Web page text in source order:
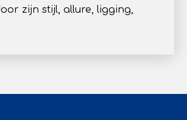
zijn stijl, allure, ligging,